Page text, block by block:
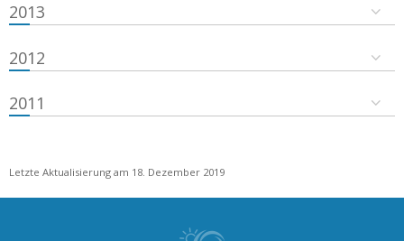
2013
2012
2011
Letzte Aktualisierung am 18. Dezember 2019